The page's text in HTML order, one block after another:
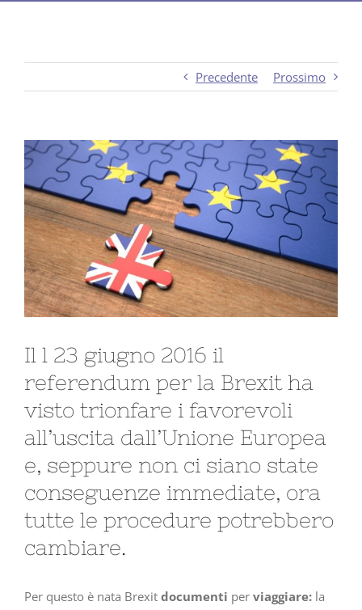
Precedente Prossimo
Ingrandisci
immagine
Il l 23 giugno 2016 il
referendum per la Brexit ha
visto trionfare i favorevoli
all’uscita dall’Unione Europea
e, seppure non ci siano state
conseguenze immediate, ora
tutte le procedure potrebbero
cambiare.
Per questo è nata Brexit documenti per viaggiare: la